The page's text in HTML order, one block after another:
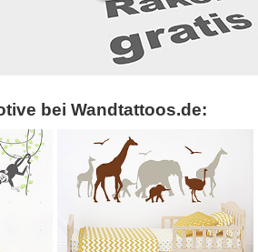
bei Wandtattoos.de: